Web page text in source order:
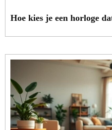
Hoe kies je een horloge